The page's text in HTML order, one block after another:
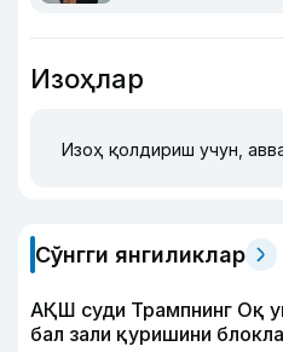
Изоҳлар
Изоҳ қолдириш учун,
Сўнгги янгиликлар
АҚШ суди Трампнинг Оқ
бал зали қуришини